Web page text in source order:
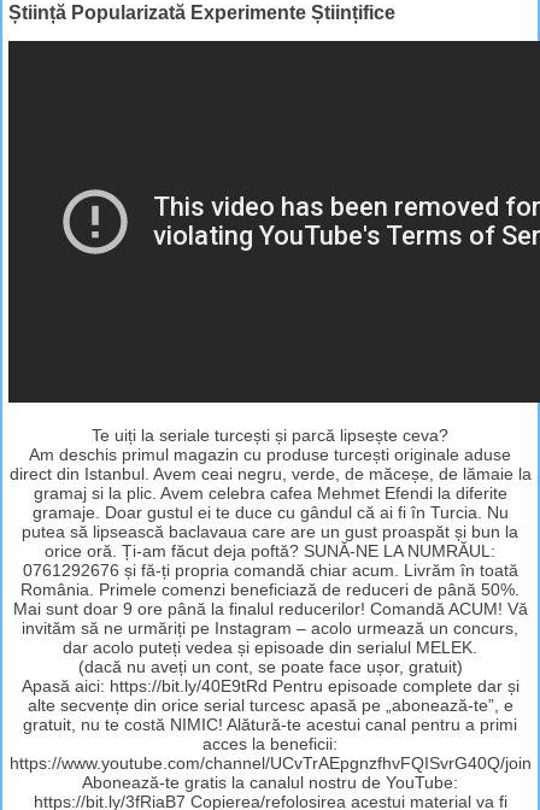
Știință Popularizată Experimente Științifice
Te uiți la seriale turcești și parcă lipsește ceva?
Am deschis primul magazin cu produse turcești originale aduse
direct din Istanbul. Avem ceai negru, verde, de măceșe, de lămaie la
gramaj si la plic. Avem celebra cafea Mehmet Efendi la diferite
gramaje. Doar gustul ei te duce cu gândul că ai fi în Turcia. Nu
putea să lipsească baclavaua care are un gust proaspăt și bun la
orice oră. Ți-am făcut deja poftă? SUNĂ-NE LA NUMRĂUL:
0761292676 și fă-ți propria comandă chiar acum. Livrăm în toată
România. Primele comenzi beneficiază de reduceri de până 50%.
Mai sunt doar 9 ore până la finalul reducerilor! Comandă ACUM! Vă
invităm să ne urmăriți pe Instagram – acolo urmează un concurs,
dar acolo puteți vedea și episoade din serialul MELEK.
(dacă nu aveți un cont, se poate face ușor, gratuit)
Apasă aici: https://bit.ly/40E9tRd Pentru episoade complete dar și
alte secvențe din orice serial turcesc apasă pe „abonează-te”, e
gratuit, nu te costă NIMIC! Alătură-te acestui canal pentru a primi
acces la beneficii:
https://www.youtube.com/channel/UCvTrAEpgnzfhvFQISvrG40Q/join
Abonează-te gratis la canalul nostru de YouTube:
https://bit.ly/3fRiaB7 Copierea/refolosirea acestui material va fi